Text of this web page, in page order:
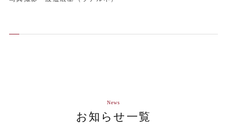
お知らせ一覧
News